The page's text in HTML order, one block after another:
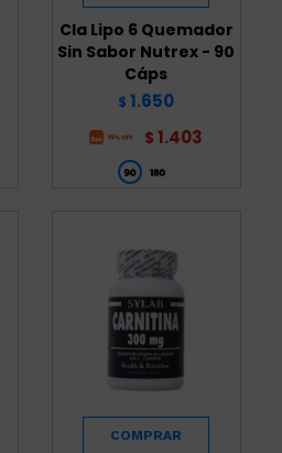
Cla Lipo 6 Quemador
Sin Sabor Nutrex - 90
Cáps
$ 1.650
$ 1.403